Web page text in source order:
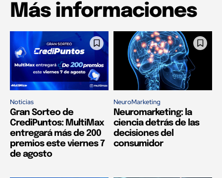
Más informaciones
Noticias
Gran Sorteo de
CrediPuntos: MultiMax
entregará más de 200
premios este viernes 7
de agosto
NeuroMarketing
Neuromarketing: la
ciencia detrás de las
decisiones del
consumidor